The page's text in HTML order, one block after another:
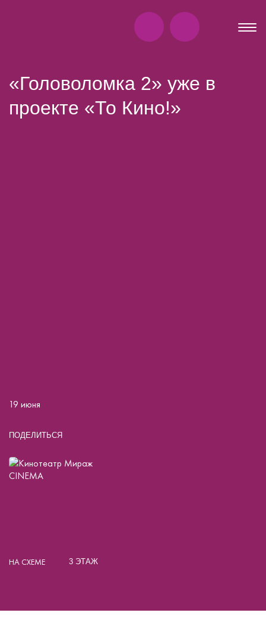
19 июня
ПОДЕЛИТЬСЯ
НА СХЕМЕ 3 ЭТАЖ
«Головоломка 2» уже в
проекте «То Кино!»